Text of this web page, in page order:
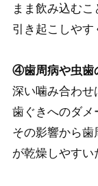
まま飲み込むこ
引き起こしやす
④歯周病や虫歯
深い噛み合わせ
歯ぐきへのダメ
その影響から
が乾燥しやすい